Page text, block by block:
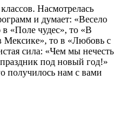
Насмотрелась
и думает: «Весело
«Поле чудес», то «В
Мексике», то в «Любовь с
сила: «Чем мы нечесть
под новый год!»
получилось нам с вами